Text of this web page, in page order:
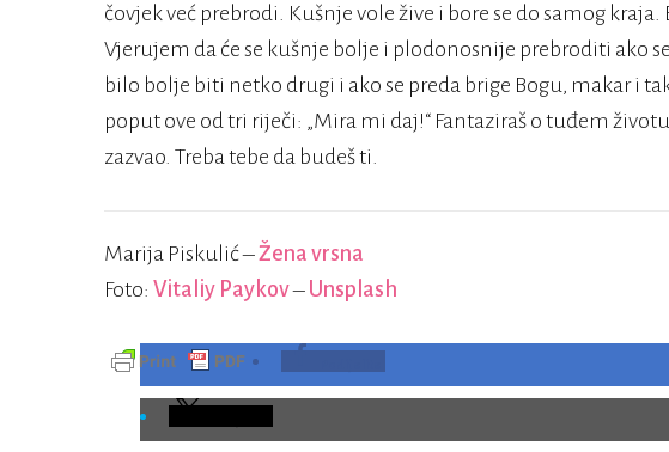
čovjek već prebrodi. Kušnje vole žive i bore se do samog
Vjerujem da će se kušnje bolje i plodonosnije prebroditi ako
bilo bolje biti netko drugi i ako se preda brige Bogu, makar i
poput ove od tri riječi: „Mira mi daj!“ Fantaziraš o tuđem
zazvao. Treba tebe da budeš ti.
Marija Piskulić –Žena vrsna
Foto: Vitaliy Paykov– Unsplash